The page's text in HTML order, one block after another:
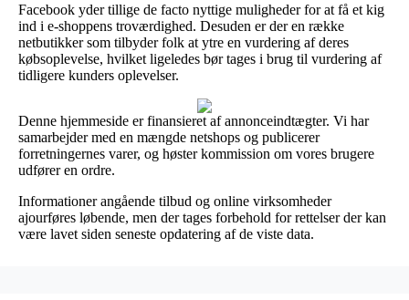
Facebook yder tillige de facto nyttige muligheder for at få et kig
ind i e-shoppens troværdighed. Desuden er der en række
netbutikker som tilbyder folk at ytre en vurdering af deres
købsoplevelse, hvilket ligeledes bør tages i brug til vurdering af
tidligere kunders oplevelser.
Denne hjemmeside er finansieret af annonceindtægter. Vi har
samarbejder med en mængde netshops og publicerer
forretningernes varer, og høster kommission om vores brugere
udfører en ordre.
Informationer angående tilbud og online virksomheder
ajourføres løbende, men der tages forbehold for rettelser der kan
være lavet siden seneste opdatering af de viste data.